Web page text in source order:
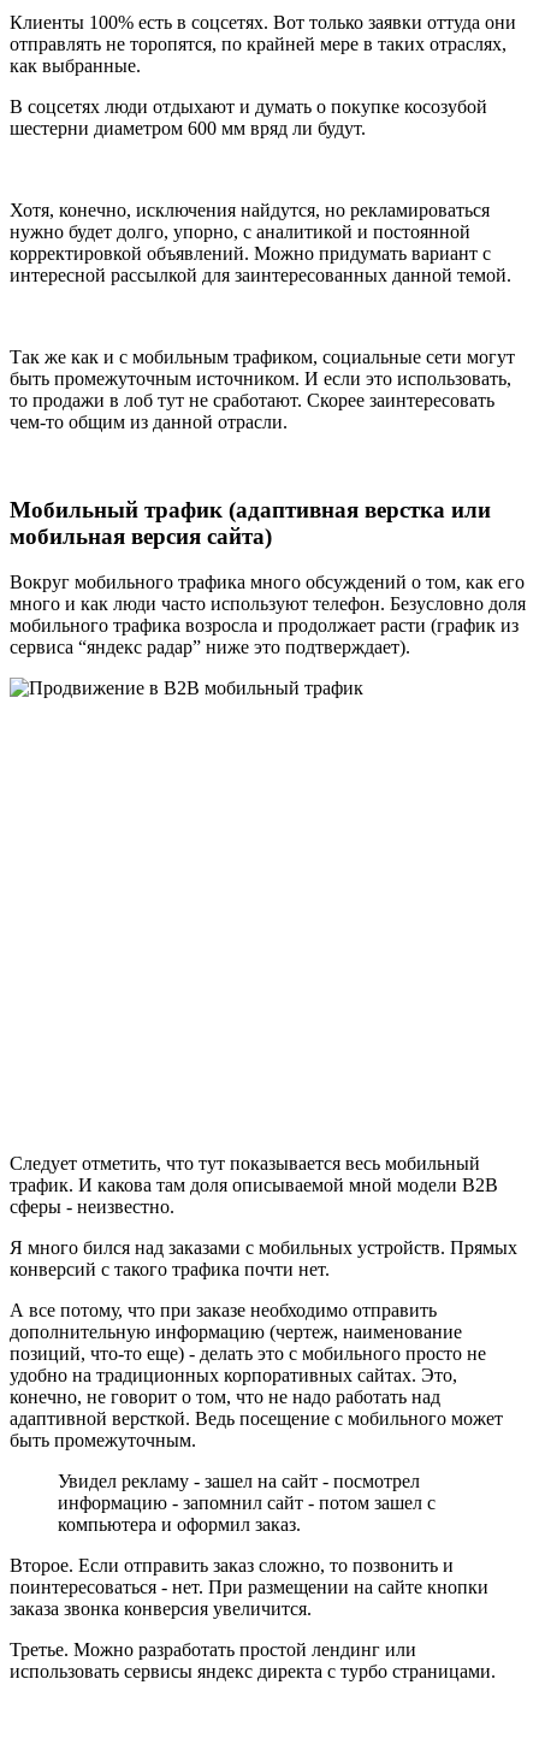
Клиенты 100% есть в соцсетях. Вот только заявки оттуда они
отправлять не торопятся, по крайней мере в таких отраслях,
как выбранные.
В соцсетях люди отдыхают и думать о покупке косозубой
шестерни диаметром 600 мм вряд ли будут.
Хотя, конечно, исключения найдутся, но рекламироваться
нужно будет долго, упорно, с аналитикой и постоянной
корректировкой объявлений. Можно придумать вариант с
интересной рассылкой для заинтересованных данной темой.
Так же как и с мобильным трафиком, социальные сети могут
быть промежуточным источником. И если это использовать,
то продажи в лоб тут не сработают. Скорее заинтересовать
чем-то общим из данной отрасли.
Мобильный трафик (адаптивная верстка или
мобильная версия сайта)
Вокруг мобильного трафика много обсуждений о том, как его
много и как люди часто используют телефон. Безусловно доля
мобильного трафика возросла и продолжает расти (график из
сервиса “яндекс радар” ниже это подтверждает).
Следует отметить, что тут показывается весь мобильный
трафик. И какова там доля описываемой мной модели B2B
сферы - неизвестно.
Я много бился над заказами с мобильных устройств. Прямых
конверсий с такого трафика почти нет.
А все потому, что при заказе необходимо отправить
дополнительную информацию (чертеж, наименование
позиций, что-то еще) - делать это с мобильного просто не
удобно на традиционных корпоративных сайтах. Это,
конечно, не говорит о том, что не надо работать над
адаптивной версткой. Ведь посещение с мобильного может
быть промежуточным.
Увидел рекламу - зашел на сайт - посмотрел
информацию - запомнил сайт - потом зашел с
компьютера и оформил заказ.
Второе. Если отправить заказ сложно, то позвонить и
поинтересоваться - нет. При размещении на сайте кнопки
заказа звонка конверсия увеличится.
Третье. Можно разработать простой лендинг или
использовать сервисы яндекс директа с турбо страницами.